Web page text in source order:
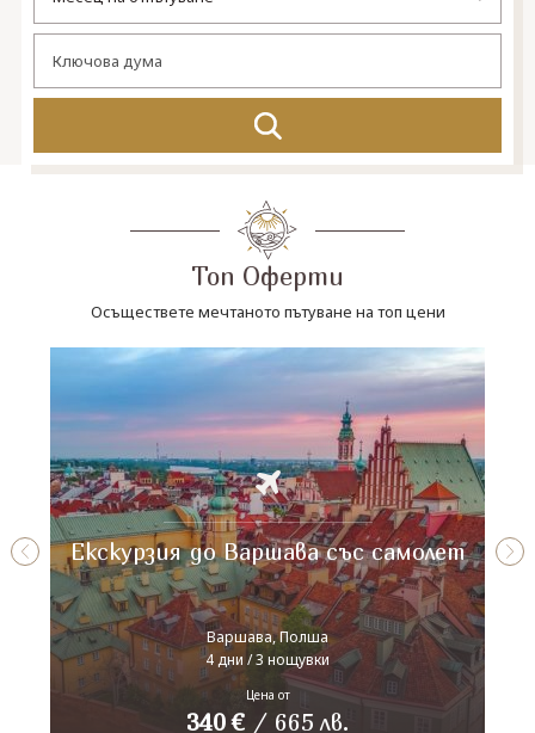
Топ Оферти
Осъществете мечтаното пътуване на топ цени
Екскурзия до Варшава със самолет
Варшава, Полша
4 дни / 3 нощувки
Цена от
340 € / 665 лв.